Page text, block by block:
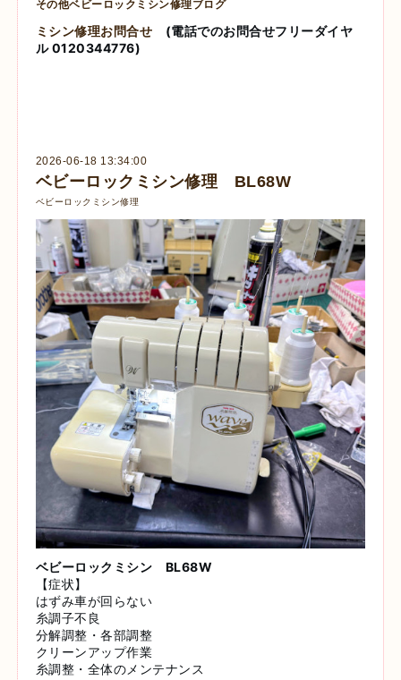
その他ベビーロックミシン修理ブログ
ミシン修理お問合せ
(電話でのお問合せフリーダイヤ
ル 0120344776)
2026-06-18 13:34:00
ベビーロックミシン修理 BL68W
ベビーロックミシン修理
ベビーロックミシン BL68W
【症状】
はずみ車が回らない
糸調子不良
分解調整・各部調整
クリーンアップ作業
糸調整・全体のメンテナンス